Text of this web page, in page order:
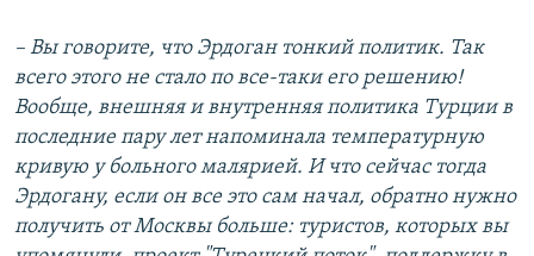
– Вы говорите, что Эрдоган тонкий политик. Так
всего этого не стало по все-таки его решению!
Вообще, внешняя и внутренняя политика Турции в
последние пару лет напоминала температурную
кривую у больного малярией. И что сейчас тогда
Эрдогану, если он все это сам начал, обратно нужно
получить от Москвы больше: туристов, которых вы